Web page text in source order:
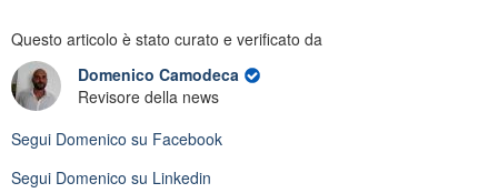
Questo articolo è stato curato e verificato da
Domenico Camodeca
Revisore della news
Segui Domenico su Facebook
Segui Domenico su Linkedin